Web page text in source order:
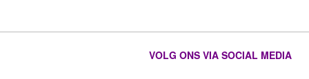
VOLG ONS VIA SOCIAL MEDIA